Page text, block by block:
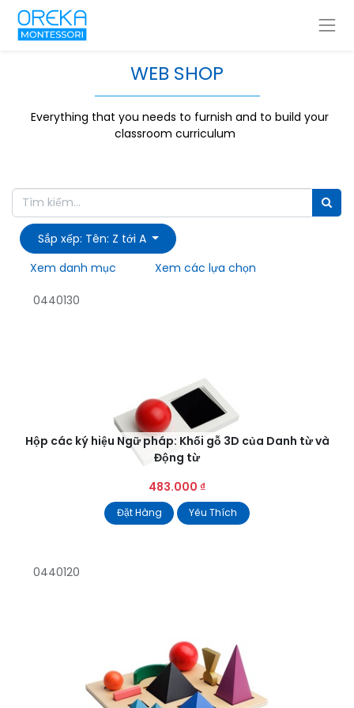
WEB SHOP
Everything that you needs to furnish and to build your
classroom curriculum
Sắp xếp: Tên: Z tới A
Xem danh mục
Xem các lựa chọn
0440130
Hộp các ký hiệu Ngữ pháp: Khối gỗ 3D của Danh từ và
Động từ
483.000 ₫
Đặt Hàng Yêu Thích
0440120